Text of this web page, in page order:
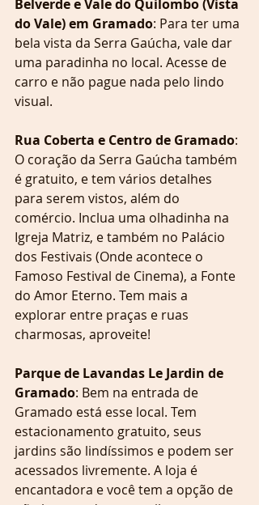
Belverde e Vale do Quilombo (Vista
do Vale) em Gramado: Para ter uma
bela vista da Serra Gaúcha, vale dar
uma paradinha no local. Acesse de
carro e não pague nada pelo lindo
visual.
Rua Coberta e Centro de Gramado:
O coração da Serra Gaúcha também
é gratuito, e tem vários detalhes
para serem vistos, além do
comércio. Inclua uma olhadinha na
Igreja Matriz, e também no Palácio
dos Festivais (Onde acontece o
Famoso Festival de Cinema), a Fonte
do Amor Eterno. Tem mais a
explorar entre praças e ruas
charmosas, aproveite!
Parque de Lavandas Le Jardin de
Gramado: Bem na entrada de
Gramado está esse local. Tem
estacionamento gratuito, seus
jardins são lindíssimos e podem ser
acessados livremente. A loja é
encantadora e você tem a opção de